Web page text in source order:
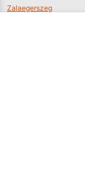
Zalaegerszeg